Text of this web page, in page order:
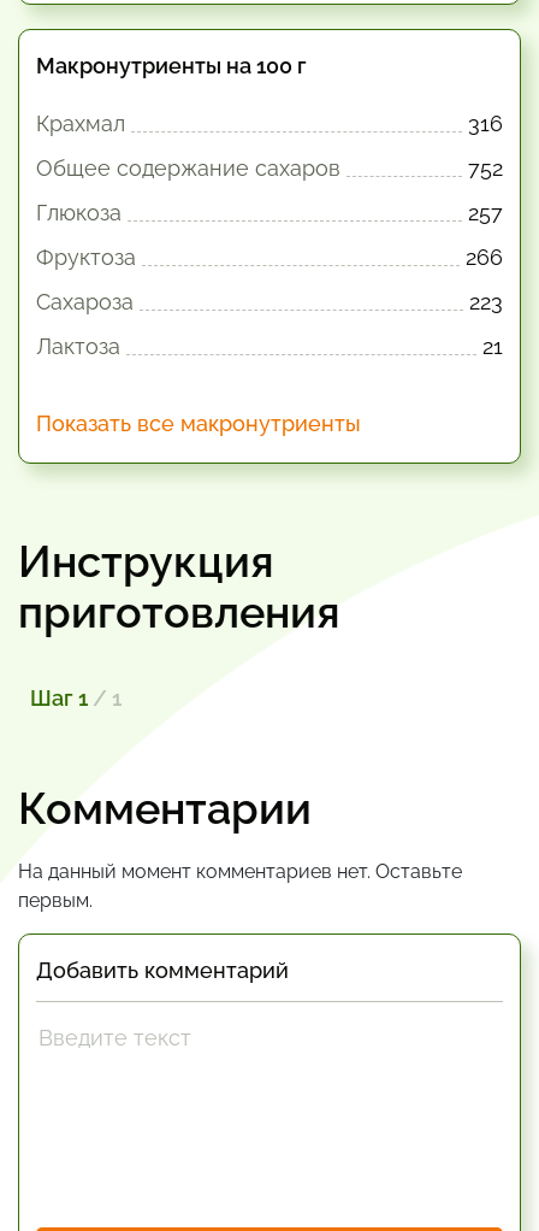
Макронутриенты на 100 г
Крахмал
316
Общее содержание сахаров
752
Глюкоза
257
Фруктоза
266
Сахароза
223
Лактоза
21
Показать все макронутриенты
Инструкция
приготовления
Шаг 1 / 1
Комментарии
На данный момент комментариев нет. Оставьте
первым.
Добавить комментарий